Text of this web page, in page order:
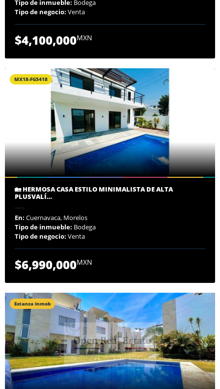
Tipo de inmueble: Bodega
Tipo de negocio: Venta
$4,100,000MXN
MX18-FG5418
🏡 HERMOSA CASA ESTILO MINIMALISTA DE ALTA
PLUSVALÍ…
En: Cuernavaca, Morelos
Tipo de inmueble: Bodega
Tipo de negocio: Venta
$6,990,000MXN
Estanza inmob